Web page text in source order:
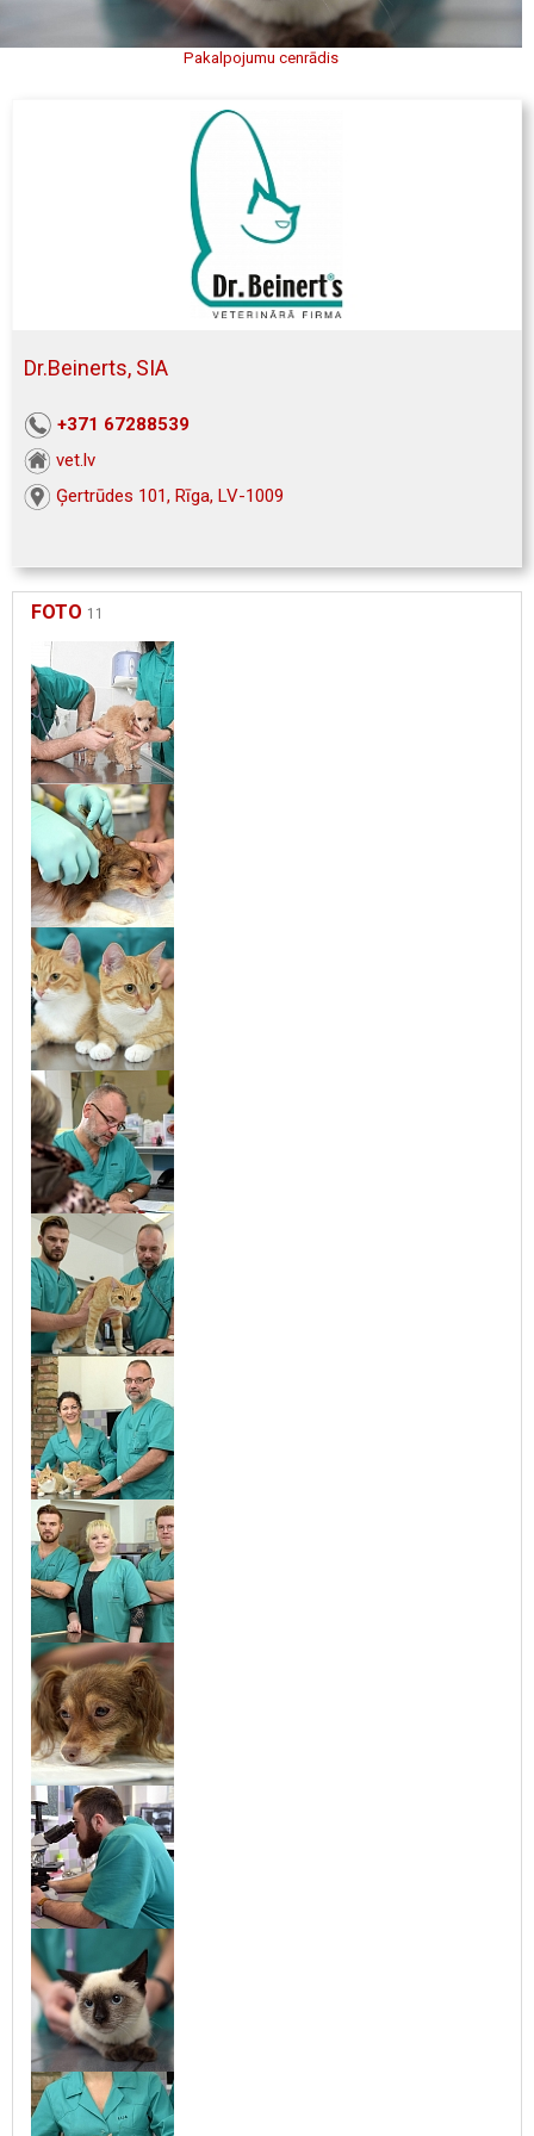
Pakalpojumu cenrādis
Dr.Beinerts, SIA
+371 67288539
vet.lv
Ģertrūdes 101, Rīga, LV-1009
FOTO 11